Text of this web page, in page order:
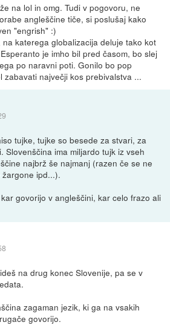
na lol in omg. Tudi v pogovoru, ne
angleščine tiče, si poslušaj kako
"engrish" :)
katerega globalizacija deluje tako kot
je imho bil pred časom, bo slej
po naravni poti. Gonilo bo pop
zabavati največji kos prebivalstva ...
tujke, tujke so besede za stvari, za
Slovenščina ima miljardo tujk iz vseh
najbrž še najmanj (razen če se ne
ipd...).
govorijo v angleščini, kar celo frazo ali
na drug konec Slovenije, pa se v
zagaman jezik, ki ga na vsakih
govorijo.